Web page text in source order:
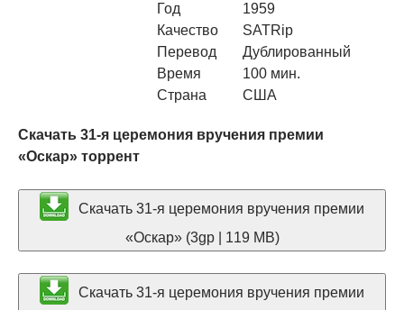
Год
1959
Качество
SATRip
Перевод
Дублированный
Время
100 мин.
Страна
США
Скачать 31-я церемония вручения премии
«Оскар» торрент
Скачать 31-я церемония вручения премии
«Оскар» (3gp | 119 MB)
Скачать 31-я церемония вручения премии